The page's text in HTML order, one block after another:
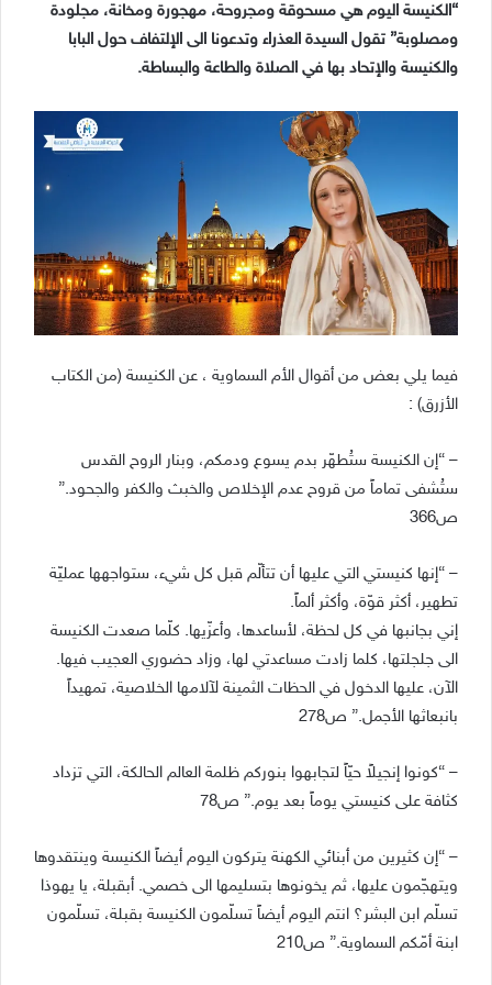
“الكنيسة اليوم هي مسحوقة ومجروحة، مهجورة ومخانة، مجلودة
ومصلوبة” تقول السيدة العذراء وتدعونا الى الإلتفاف حول البابا
والكنيسة والإتحاد بها في الصلاة والطاعة والبساطة.
فيما يلي بعض من أقوال الأم السماوية ، عن الكنيسة (من الكتاب
الأزرق) :
– “إن الكنيسة ستُطهّر بدم يسوع ودمكم، وبنار الروح القدس
ستُشفى تماماً من قروح عدم الإخلاص والخبث والكفر والجحود.”
ص366
– “إنها كنيستي التي عليها أن تتألّم قبل كل شيء، ستواجهها عمليّة
تطهير، أكثر قوّة، وأكثر ألماً.
إني بجانبها في كل لحظة، لأساعدها، وأعزّيها. كلّما صعدت الكنيسة
الى جلجلتها، كلما زادت مساعدتي لها، وزاد حضوري العجيب فيها.
الآن، عليها الدخول في الحظات الثمينة لآلامها الخلاصية، تمهيداً
بانبعاثها الأجمل.” ص278
– “كونوا إنجيلاً حيّاً لتجابهوا بنوركم ظلمة العالم الحالكة، التي تزداد
كثافة على كنيستي يوماً بعد يوم.” ص78
– “إن كثيرين من أبنائي الكهنة يتركون اليوم أيضاً الكنيسة وينتقدوها
ويتهجّمون عليها، ثم يخونوها بتسليمها الى خصمي. أبقبلة، يا يهوذا
تسلّم ابن البشر؟ انتم اليوم أيضاً تسلّمون الكنيسة بقبلة، تسلّمون
ابنة أمّكم السماوية.” ص210